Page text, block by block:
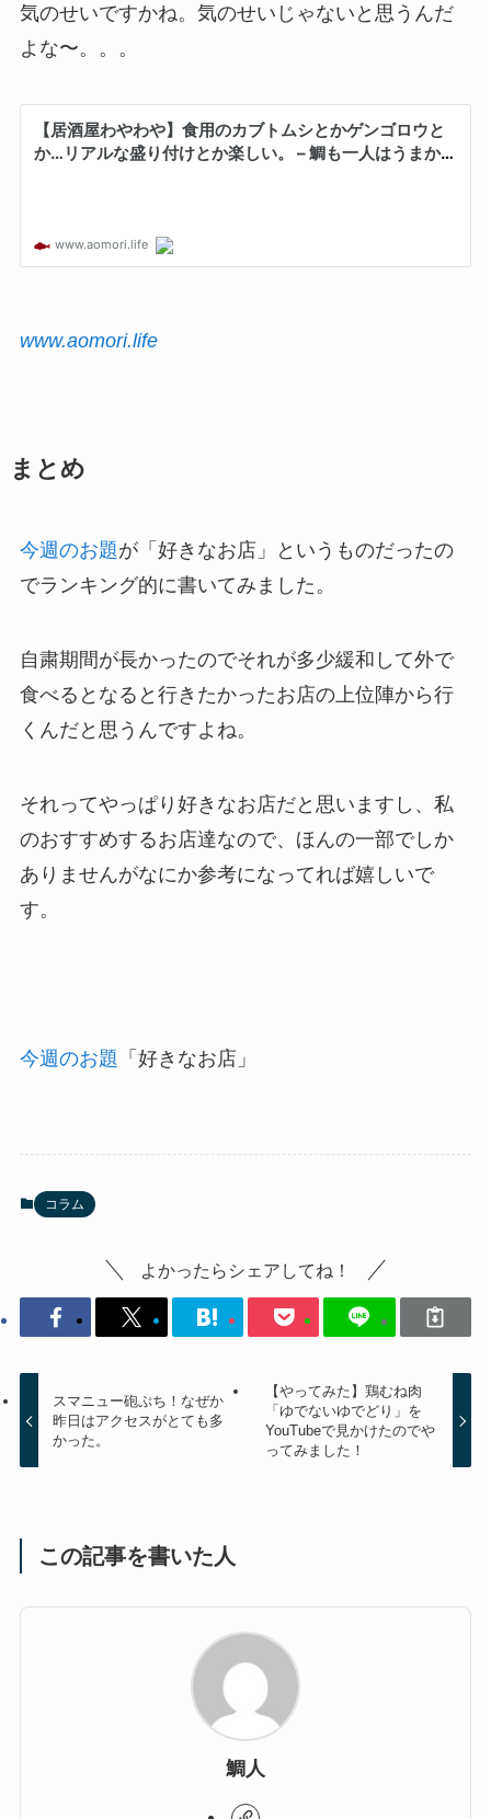
気のせいですかね。気のせいじゃないと思うんだ
よな〜。。。
www.aomori.life
まとめ
今週のお題が「好きなお店」というものだったの
でランキング的に書いてみました。
自粛期間が長かったのでそれが多少緩和して外で
食べるとなると行きたかったお店の上位陣から行
くんだと思うんですよね。
それってやっぱり好きなお店だと思いますし、私
のおすすめするお店達なので、ほんの一部でしか
ありませんがなにか参考になってれば嬉しいで
す。
今週のお題 「好きなお店」
コラム
よかったらシェアしてね！
スマニュー砲ぷち！なぜか
昨日はアクセスがとても多
かった。
【やってみた】鶏むね肉
「ゆでないゆでどり」を
YouTubeで見かけたのでや
ってみました！
この記事を書いた人
鯛人